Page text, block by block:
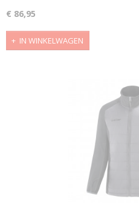
€ 86,95
IN WINKELWAGEN